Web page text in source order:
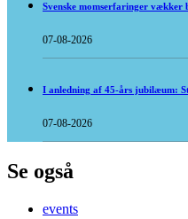
Svenske momserfaringer vækker
07-08-2026
I anledning af 45-års jubilæum:
07-08-2026
Se også
events